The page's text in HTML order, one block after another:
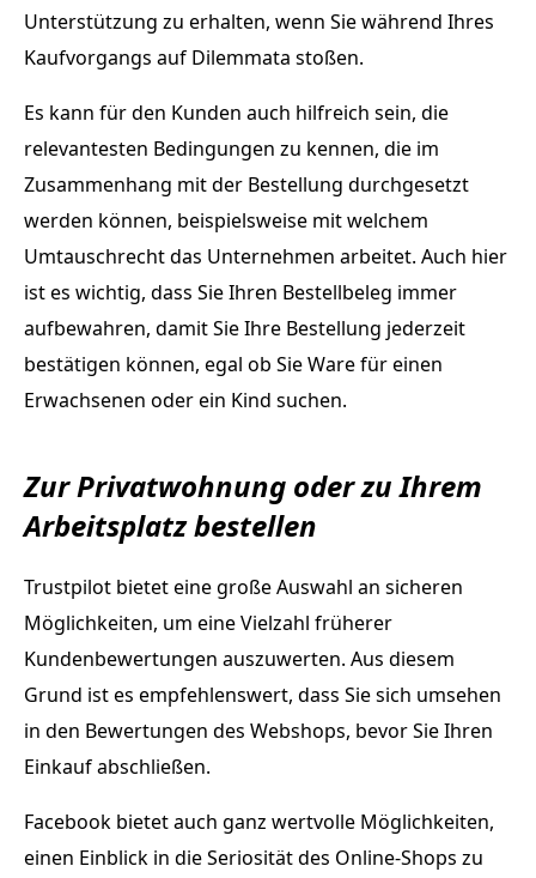
Unterstützung zu erhalten, wenn Sie während Ihres
Kaufvorgangs auf Dilemmata stoßen.
Es kann für den Kunden auch hilfreich sein, die
relevantesten Bedingungen zu kennen, die im
Zusammenhang mit der Bestellung durchgesetzt
werden können, beispielsweise mit welchem
Umtauschrecht das Unternehmen arbeitet. Auch hier
ist es wichtig, dass Sie Ihren Bestellbeleg immer
aufbewahren, damit Sie Ihre Bestellung jederzeit
bestätigen können, egal ob Sie Ware für einen
Erwachsenen oder ein Kind suchen.
Zur Privatwohnung oder zu Ihrem
Arbeitsplatz bestellen
Trustpilot bietet eine große Auswahl an sicheren
Möglichkeiten, um eine Vielzahl früherer
Kundenbewertungen auszuwerten. Aus diesem
Grund ist es empfehlenswert, dass Sie sich umsehen
in den Bewertungen des Webshops, bevor Sie Ihren
Einkauf abschließen.
Facebook bietet auch ganz wertvolle Möglichkeiten,
einen Einblick in die Seriosität des Online-Shops zu